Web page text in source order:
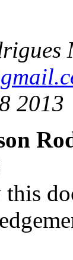
2013
this